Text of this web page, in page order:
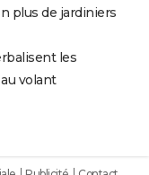
plus de jardiniers
les
volant